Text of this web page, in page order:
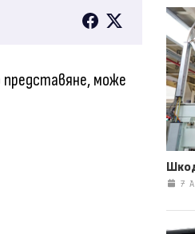
представяне, може
7